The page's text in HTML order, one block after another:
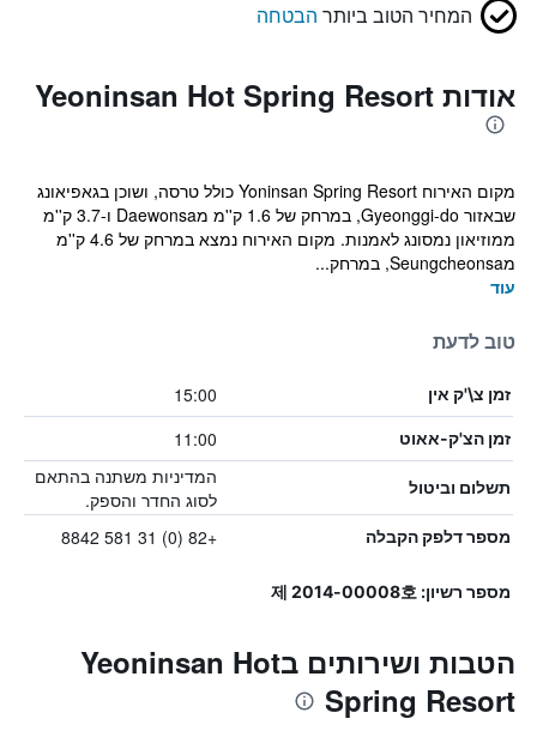
המחיר הטוב ביותר הבטחה
אודות Yeoninsan Hot Spring Resort
מקום האירוח Yoninsan Spring Resort כולל טרסה, ושוכן בגאפיאונג
שבאזור Gyeonggi-do, במרחק של 1.6 ק''מ מDaewonsa ו-3.7 ק''מ
ממוזיאון נמסונג לאמנות. מקום האירוח נמצא במרחק של 4.6 ק''מ
מSeungcheonsa, במרחק...
עוד
טוב לדעת
זמן צ\'ק אין 15:00
זמן הצ'ק-אאוט 11:00
תשלום וביטול
המדיניות משתנה בהתאם
לסוג החדר והספק.
מספר דלפק הקבלה +82 (0) 31 581 8842
מספר רשיון: 제 2014-00008호
הטבות ושירותים בYeoninsan Hot
Spring Resort